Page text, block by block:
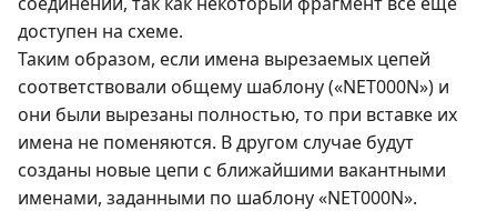
доступен на схеме.
Таким образом, если имена вырезаемых цепей
соответствовали общему шаблону («NET000N») и
они были вырезаны полностью, то при вставке их
имена не поменяются. В другом случае будут
созданы новые цепи с ближайшими вакантными
именами, заданными по шаблону «NET000N».